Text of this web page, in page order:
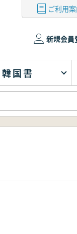
ご利用
新規会員
韓国書